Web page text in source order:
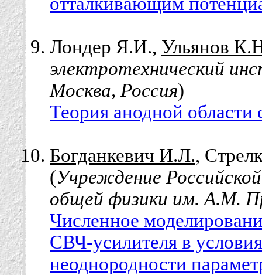
Лондер Я.И., Ульянов
электротехнический
Москва, Россия)
Теория анодной
Богданкевич И.Л.,
(Учреждение
общей физики им. А.М.
Численное
СВЧ-усилителя в
неоднородности